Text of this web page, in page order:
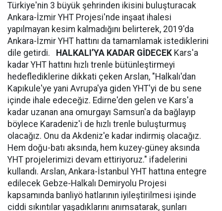
Türkiye'nin 3 büyük şehrinden ikisini buluşturacak
Ankara-İzmir YHT Projesi'nde inşaat ihalesi
yapılmayan kesim kalmadığını belirterek, 2019'da
Ankara-İzmir YHT hattını da tamamlamak istediklerini
dile getirdi.
HALKALI’YA KADAR GİDECEK Kars'a
kadar YHT hattını hızlı trenle bütünleştirmeyi
hedeflediklerine dikkati çeken Arslan, "Halkalı'dan
Kapıkule'ye yani Avrupa'ya giden YHT'yi de bu sene
içinde ihale edeceğiz. Edirne'den gelen ve Kars'a
kadar uzanan ana omurgayı Samsun'a da bağlayıp
böylece Karadeniz'i de hızlı trenle buluşturmuş
olacağız. Onu da Akdeniz'e kadar indirmiş olacağız.
Hem doğu-batı aksında, hem kuzey-güney aksında
YHT projelerimizi devam ettiriyoruz." ifadelerini
kullandı. Arslan, Ankara-İstanbul YHT hattına entegre
edilecek Gebze-Halkalı Demiryolu Projesi
kapsamında banliyö hatlarının iyileştirilmesi işinde
ciddi sıkıntılar yaşadıklarını anımsatarak, şunları